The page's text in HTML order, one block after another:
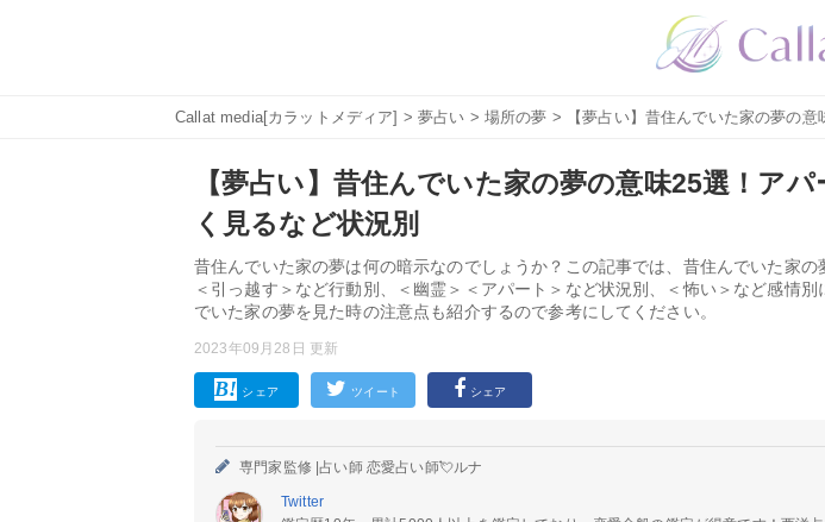
Callat media[カラットメディア] >夢占い > 場所の夢 > 【夢占い】昔住んでいた家の夢の意
【夢占い】昔住んでいた家の夢の意味25選！アパ
く見るなど状況別
昔住んでいた家の夢は何の暗示なのでしょうか？この記事では、昔住んでいた家の
＜引っ越す＞など行動別、＜幽霊＞＜アパート＞など状況別、＜怖い＞など感情別
でいた家の夢を見た時の注意点も紹介するので参考にしてください。
2023年09月28日 更新
シェア ツイート シェア
専門家監修 |占い師 恋愛占い師💘ルナ
Twitter